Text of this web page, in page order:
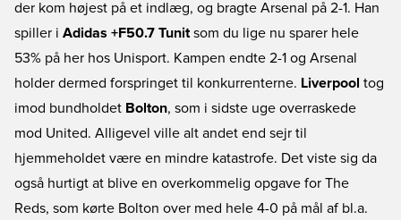
der kom højest på et indlæg, og bragte Arsenal på 2-1. Han
spiller i Adidas +F50.7 Tunit som du lige nu sparer hele
53% på her hos Unisport. Kampen endte 2-1 og Arsenal
holder dermed forspringet til konkurrenterne. Liverpool tog
imod bundholdet Bolton, som i sidste uge overraskede
mod United. Alligevel ville alt andet end sejr til
hjemmeholdet være en mindre katastrofe. Det viste sig da
også hurtigt at blive en overkommelig opgave for The
Reds, som kørte Bolton over med hele 4-0 på mål af bl.a.